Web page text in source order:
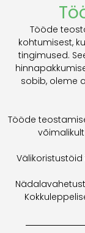
Tööde
kohtumisest,
tingimused.
sobib, oleme
Tööde